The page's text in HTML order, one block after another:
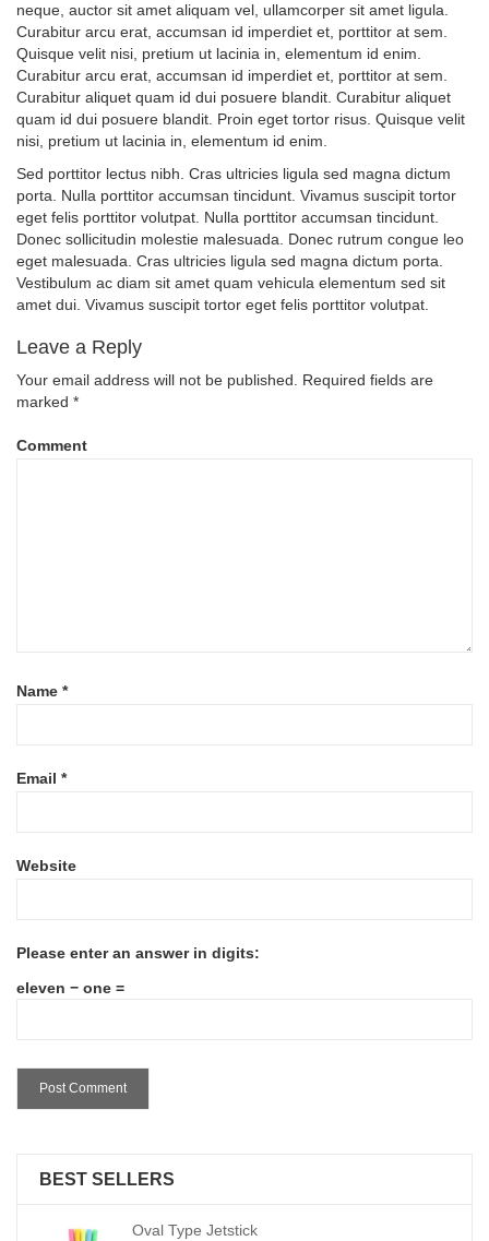
neque, auctor sit amet aliquam vel, ullamcorper sit amet ligula.
Curabitur arcu erat, accumsan id imperdiet et, porttitor at sem.
Quisque velit nisi, pretium ut lacinia in, elementum id enim.
Curabitur arcu erat, accumsan id imperdiet et, porttitor at sem.
Curabitur aliquet quam id dui posuere blandit. Curabitur aliquet
quam id dui posuere blandit. Proin eget tortor risus. Quisque velit
nisi, pretium ut lacinia in, elementum id enim.
Sed porttitor lectus nibh. Cras ultricies ligula sed magna dictum
porta. Nulla porttitor accumsan tincidunt. Vivamus suscipit tortor
eget felis porttitor volutpat. Nulla porttitor accumsan tincidunt.
Donec sollicitudin molestie malesuada. Donec rutrum congue leo
eget malesuada. Cras ultricies ligula sed magna dictum porta.
Vestibulum ac diam sit amet quam vehicula elementum sed sit
amet dui. Vivamus suscipit tortor eget felis porttitor volutpat.
Leave a Reply
Your email address will not be published.
Required fields are
marked *
Comment
Name *
Email *
Website
Please enter an answer in digits:
eleven − one =
BEST SELLERS
Oval Type Jetstick